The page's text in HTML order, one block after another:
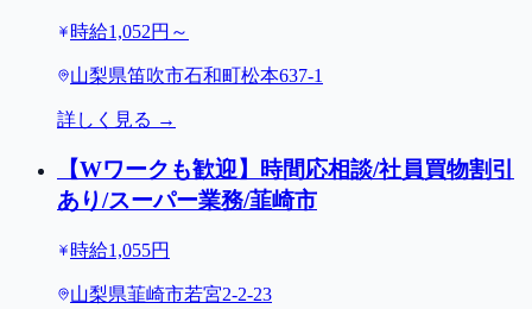
時給1,052円～
山梨県笛吹市石和町松本637-1
詳しく見る →
【Wワークも歓迎】時間応相談/社員買物割引
あり/スーパー業務/韮崎市
時給1,055円
山梨県韮崎市若宮2-2-23